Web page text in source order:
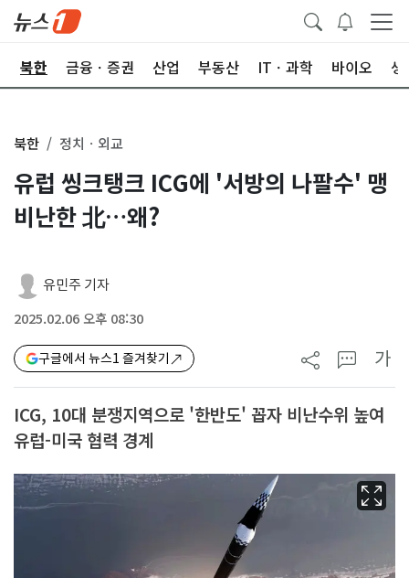
북한 금융ㆍ증권 산업 부동산 ITㆍ과학 바이오 생
북한 정치ㆍ외교
유럽 씽크탱크 ICG에 '서방의 나팔수' 맹
비난한 北…왜?
유민주 기자
2025.02.06 오후 08:30
구글에서 뉴스1 즐겨찾기 가
ICG, 10대 분쟁지역으로 '한반도' 꼽자 비난수위 높여
유럽-미국 협력 경계